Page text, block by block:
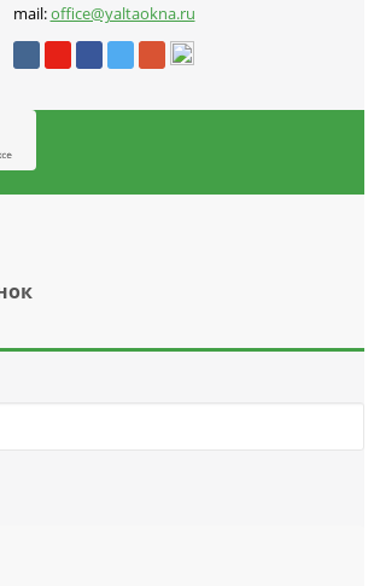
mail:office@yaltaokna.ru